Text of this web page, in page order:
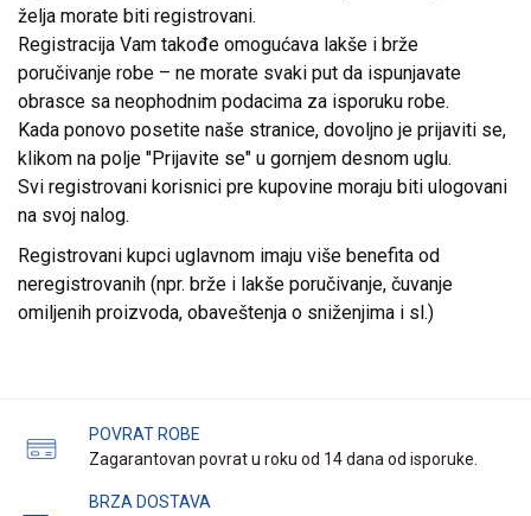
želja morate biti registrovani.
Registracija Vam takođe omogućava lakše i brže
poručivanje robe – ne morate svaki put da ispunjavate
obrasce sa neophodnim podacima za isporuku robe.
Kada ponovo posetite naše stranice, dovoljno je prijaviti se,
klikom na polje "Prijavite se" u gornjem desnom uglu.
Svi registrovani korisnici pre kupovine moraju biti ulogovani
na svoj nalog.
Registrovani kupci uglavnom imaju više benefita od
neregistrovanih (npr. brže i lakše poručivanje, čuvanje
omiljenih proizvoda, obaveštenja o sniženjima i sl.)
POVRAT ROBE
Zagarantovan povrat u roku od 14 dana od isporuke.
BRZA DOSTAVA